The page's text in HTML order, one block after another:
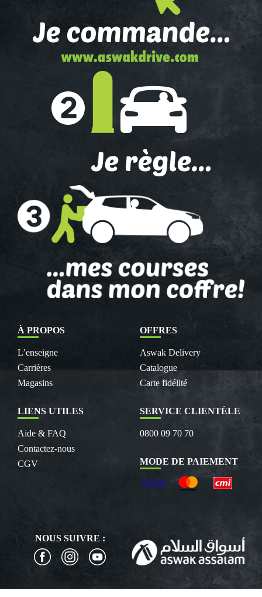
À PROPOS
L’enseigne
Carrières
Magasins
OFFRES
Aswak Delivery
Catalogue
Carte fidélité
LIENS UTILES
Aide & FAQ
Contactez-nous
CGV
SERVICE CLIENTÈLE
0800 09 70 70
MODE DE PAIEMENT
NOUS SUIVRE :